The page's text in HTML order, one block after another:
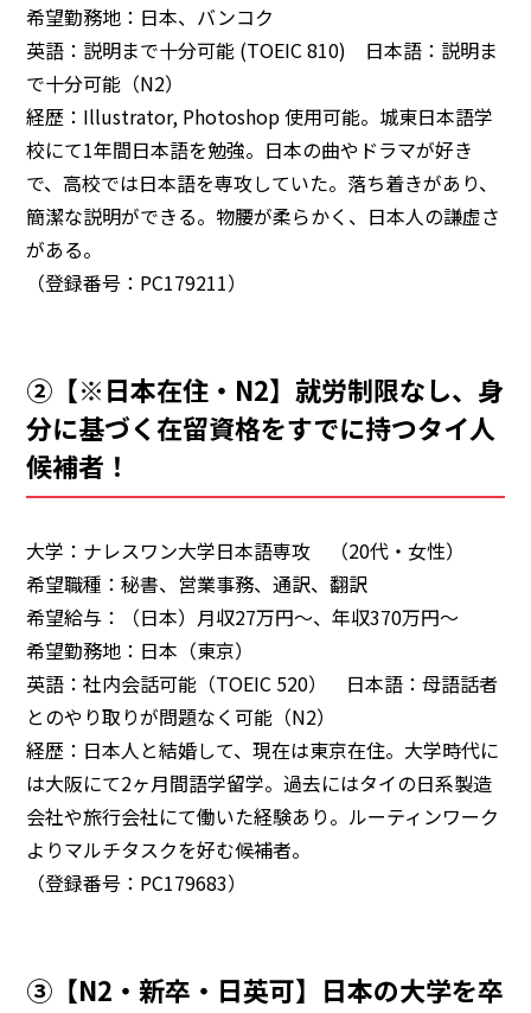
希望勤務地：日本、バンコク
英語：説明まで十分可能 (TOEIC 810) 日本語：説明ま
で十分可能（N2）
経歴：Illustrator, Photoshop 使用可能。城東日本語学
校にて1年間日本語を勉強。日本の曲やドラマが好き
で、高校では日本語を専攻していた。落ち着きがあり、
簡潔な説明ができる。物腰が柔らかく、日本人の謙虚さ
がある。
（登録番号：PC179211）
②【※日本在住・N2】就労制限なし、身
分に基づく在留資格をすでに持つタイ人
候補者！
大学：ナレスワン大学日本語専攻 （20代・女性）
希望職種：秘書、営業事務、通訳、翻訳
希望給与：（日本）月収27万円～、年収370万円～
希望勤務地：日本（東京）
英語：社内会話可能（TOEIC 520） 日本語：母語話者
とのやり取りが問題なく可能（N2）
経歴：日本人と結婚して、現在は東京在住。大学時代に
は大阪にて2ヶ月間語学留学。過去にはタイの日系製造
会社や旅行会社にて働いた経験あり。ルーティンワーク
よりマルチタスクを好む候補者。
（登録番号：PC179683）
③【N2・新卒・日英可】日本の大学を卒